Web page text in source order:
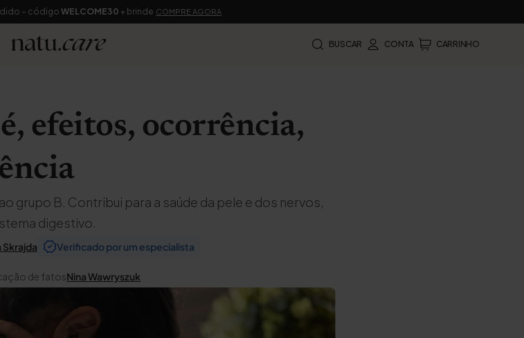
– códigoWELCOME30 + brinde COMPRE AGORA
BUSCAR CONTA CARRINHO
efeitos, ocorrência,
grupo B. Contribui para a saúde da pele e dos nervos,
digestivo.
Skrajda Verificado por um especialista
de fatosNina Wawryszuk